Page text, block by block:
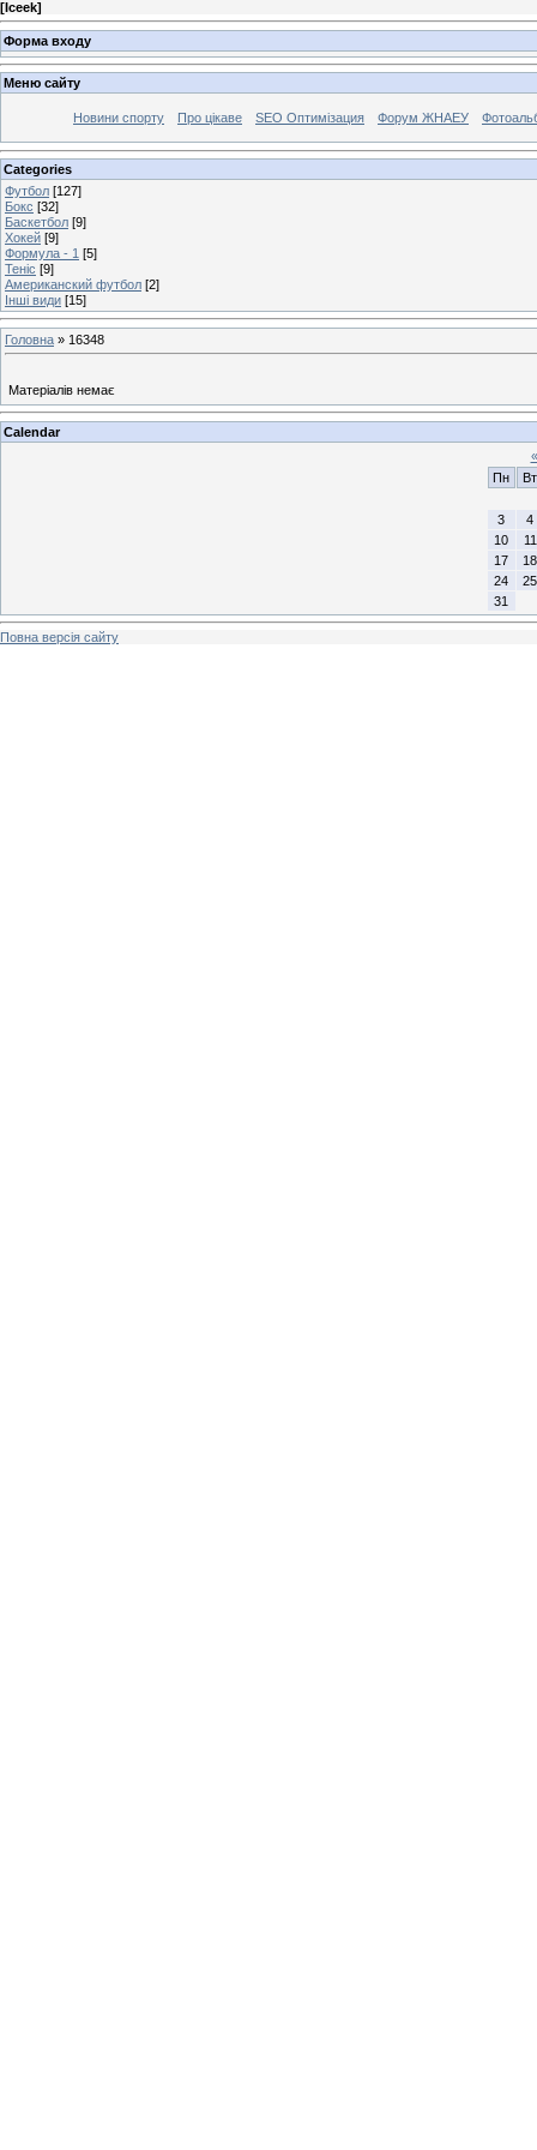
[Iceek]
Форма входу
Меню сайту
Новини спорту Про цікаве SEO Оптимізация Форум ЖНАЕУ
Categories
Футбол [127]
Бокс [32]
Баскетбол [9]
Хокей [9]
Формула - 1 [5]
Теніс [9]
Американский футбол [2]
Інші види [15]
Головна » 16348
Матеріалів немає
Calendar
«
Пн
Вт
3
4
10
11
17
18
24
25
31
Повна версія сайту